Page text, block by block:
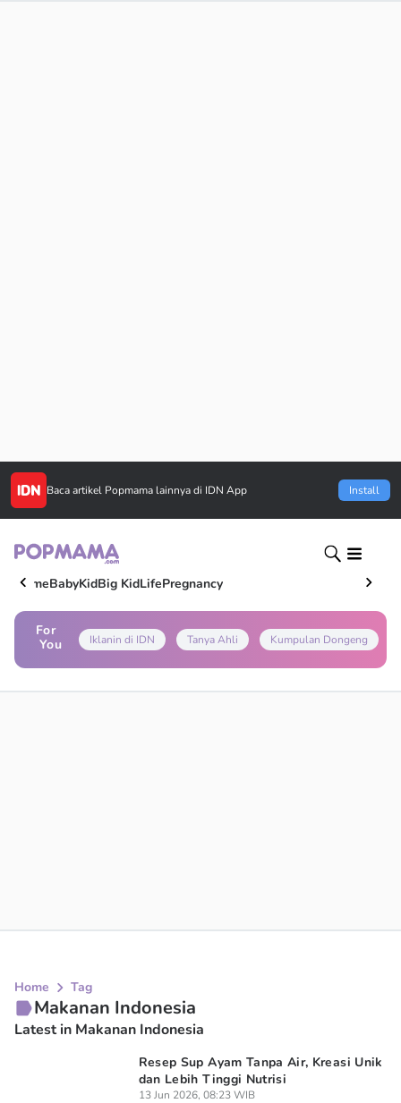
Baca artikel Popmama lainnya di IDN App Install
HomeBabyKidBig KidLifePregnancy
For
You
Iklanin di IDN Tanya Ahli Kumpulan Dongeng
Home Tag
Makanan Indonesia
Latest in Makanan Indonesia
Resep Sup Ayam Tanpa Air, Kreasi Unik
dan Lebih Tinggi Nutrisi
13 Jun 2026, 08:23 WIB